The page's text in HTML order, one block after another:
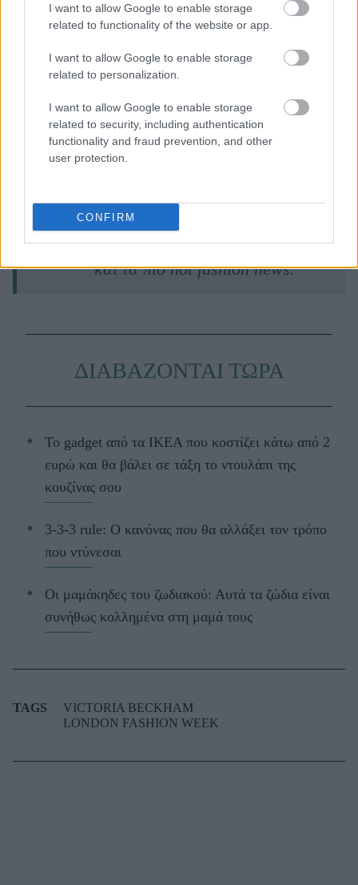
I want to allow Google to enable storage
related to functionality of the website or app.
I want to allow Google to enable storage
related to personalization.
I want to allow Google to enable storage
related to security, including authentication
functionality and fraud prevention, and other
user protection.
CONFIRM
newsκαι μάθετε τα πάντα γύρω από
τις τάσεις της μόδας, τα τέλεια outfits
και τα πιο hot fashion news.
ΔΙΑΒΑΖΟΝΤΑΙ ΤΩΡΑ
Το gadget από τα IKEA που κοστίζει κάτω από 2
ευρώ και θα βάλει σε τάξη το ντουλάπι της
κουζίνας σου
3-3-3 rule: Ο κανόνας που θα αλλάξει τον τρόπο
που ντύνεσαι
Οι μαμάκηδες του ζωδιακού: Αυτά τα ζώδια είναι
συνήθως κολλημένα στη μαμά τους
TAGS
VICTORIA BECKHAM
LONDON FASHION WEEK